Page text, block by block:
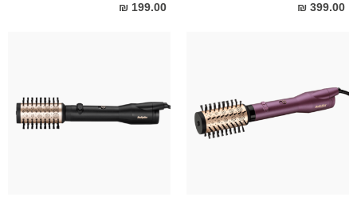
₪ 399.00
₪ 199.00